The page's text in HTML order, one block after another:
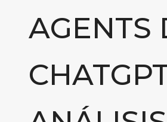
AGENTS